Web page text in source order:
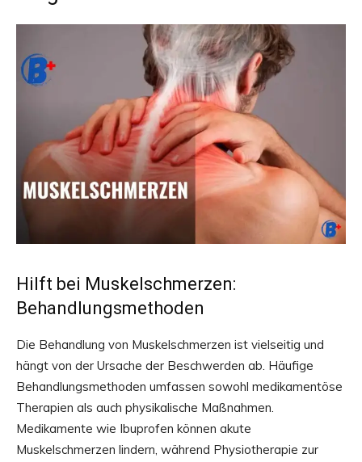
Hilft bei Muskelschmerzen:
Behandlungsmethoden
Die Behandlung von Muskelschmerzen ist vielseitig und
hängt von der Ursache der Beschwerden ab. Häufige
Behandlungsmethoden umfassen sowohl medikamentöse
Therapien als auch physikalische Maßnahmen.
Medikamente wie Ibuprofen können akute
Muskelschmerzen lindern, während Physiotherapie zur